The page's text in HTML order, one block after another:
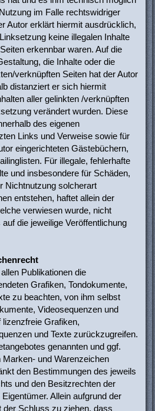
im Falle rechtswidriger
Autor erklärt hiermit ausdrücklich,
keine illegalen Inhalte
erkennbar waren. Auf die
die Inhalte oder die
verknüpften Seiten hat der Autor
distanziert er sich hiermit
aller gelinkten /verknüpften
verändert wurden. Diese
des eigenen
Links und Verweise sowie für
eingerichteten Gästebüchern,
Für illegale, fehlerhafte
und insbesondere für Schäden,
Nichtnutzung solcherart
entstehen, haftet allein der
verwiesen wurde, nicht
die jeweilige Veröffentlichung
Publikationen die
Grafiken, Tondokumente,
zu beachten, von ihm selbst
Videosequenzen und
lizenzfreie Grafiken,
und Texte zurückzugreifen.
genannten und ggf.
und Warenzeichen
den Bestimmungen des jeweils
und den Besitzrechten der
Allein aufgrund der
der Schluss zu ziehen, dass